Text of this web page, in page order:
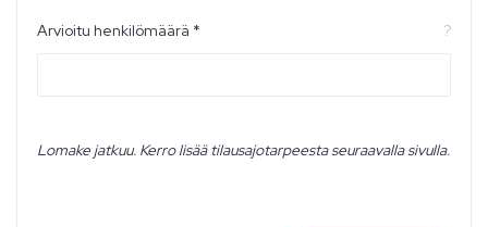
Arvioitu henkilömäärä * ?
Lomake jatkuu. Kerro lisää tilausajotarpeesta seuraavalla sivulla.